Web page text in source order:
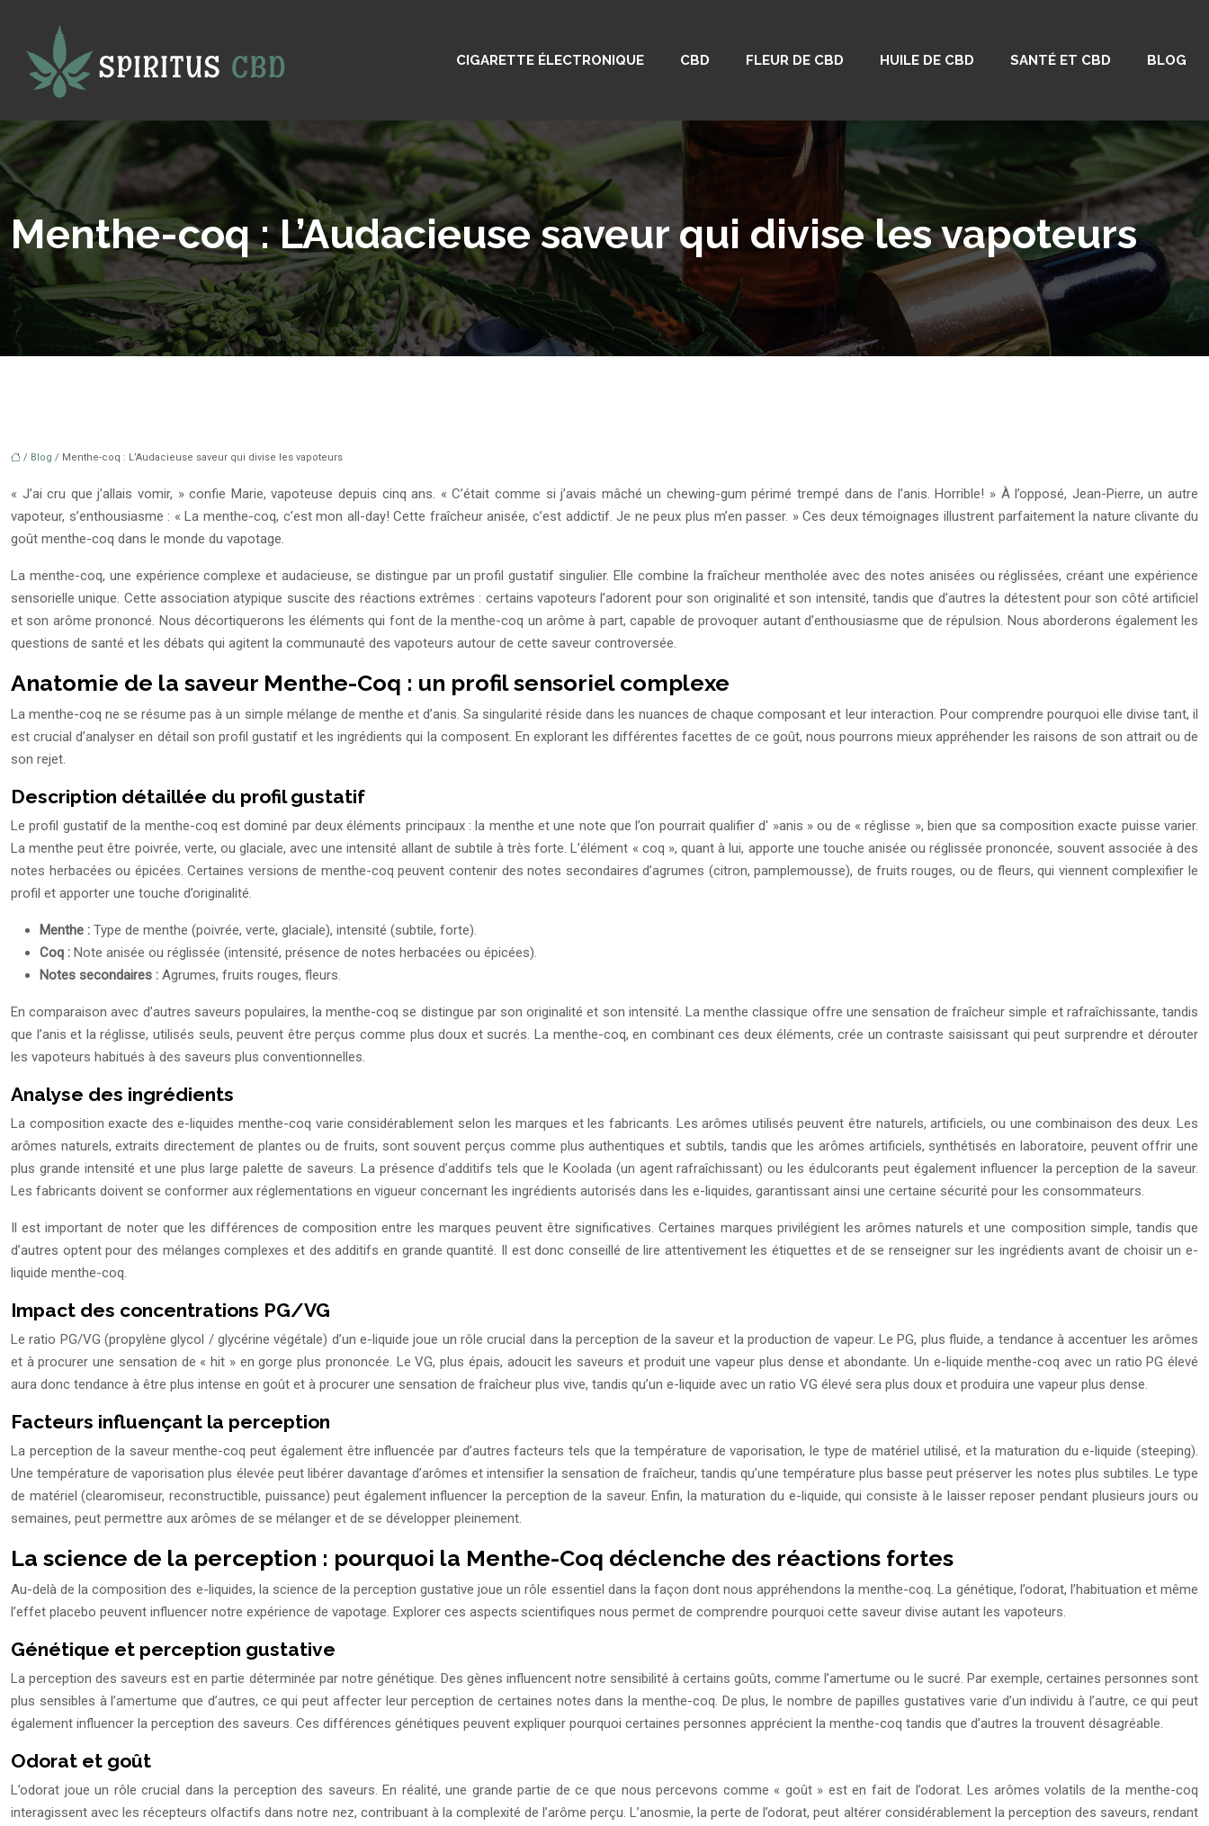
CIGARETTE ÉLECTRONIQUE CBD FLEUR DE CBD HUILE DE CBD SANTÉ ET CBD BLOG
Menthe-coq : L’Audacieuse saveur qui divise les vapoteurs
/ Blog / Menthe-coq : L’Audacieuse saveur qui divise les vapoteurs
« J’ai cru que j’allais vomir, » confie Marie, vapoteuse depuis cinq ans. « C’était comme si j’avais mâché un chewing-gum périmé trempé dans de l’anis. Horrible! » À l’opposé, Jean-Pierre, un autre
vapoteur, s’enthousiasme : « La menthe-coq, c’est mon all-day! Cette fraîcheur anisée, c’est addictif. Je ne peux plus m’en passer. » Ces deux témoignages illustrent parfaitement la nature clivante du
goût menthe-coq dans le monde du vapotage.
La menthe-coq, une expérience complexe et audacieuse, se distingue par un profil gustatif singulier. Elle combine la fraîcheur mentholée avec des notes anisées ou réglissées, créant une expérience
sensorielle unique. Cette association atypique suscite des réactions extrêmes : certains vapoteurs l’adorent pour son originalité et son intensité, tandis que d’autres la détestent pour son côté artificiel
et son arôme prononcé. Nous décortiquerons les éléments qui font de la menthe-coq un arôme à part, capable de provoquer autant d’enthousiasme que de répulsion. Nous aborderons également les
questions de santé et les débats qui agitent la communauté des vapoteurs autour de cette saveur controversée.
Anatomie de la saveur Menthe-Coq : un profil sensoriel complexe
La menthe-coq ne se résume pas à un simple mélange de menthe et d’anis. Sa singularité réside dans les nuances de chaque composant et leur interaction. Pour comprendre pourquoi elle divise tant, il
est crucial d’analyser en détail son profil gustatif et les ingrédients qui la composent. En explorant les différentes facettes de ce goût, nous pourrons mieux appréhender les raisons de son attrait ou de
son rejet.
Description détaillée du profil gustatif
Le profil gustatif de la menthe-coq est dominé par deux éléments principaux : la menthe et une note que l’on pourrait qualifier d' »anis » ou de « réglisse », bien que sa composition exacte puisse varier.
La menthe peut être poivrée, verte, ou glaciale, avec une intensité allant de subtile à très forte. L’élément « coq », quant à lui, apporte une touche anisée ou réglissée prononcée, souvent associée à des
notes herbacées ou épicées. Certaines versions de menthe-coq peuvent contenir des notes secondaires d’agrumes (citron, pamplemousse), de fruits rouges, ou de fleurs, qui viennent complexifier le
profil et apporter une touche d’originalité.
Menthe : Type de menthe (poivrée, verte, glaciale), intensité (subtile, forte).
Coq : Note anisée ou réglissée (intensité, présence de notes herbacées ou épicées).
Notes secondaires : Agrumes, fruits rouges, fleurs.
En comparaison avec d’autres saveurs populaires, la menthe-coq se distingue par son originalité et son intensité. La menthe classique offre une sensation de fraîcheur simple et rafraîchissante, tandis
que l’anis et la réglisse, utilisés seuls, peuvent être perçus comme plus doux et sucrés. La menthe-coq, en combinant ces deux éléments, crée un contraste saisissant qui peut surprendre et dérouter
les vapoteurs habitués à des saveurs plus conventionnelles.
Analyse des ingrédients
La composition exacte des e-liquides menthe-coq varie considérablement selon les marques et les fabricants. Les arômes utilisés peuvent être naturels, artificiels, ou une combinaison des deux. Les
arômes naturels, extraits directement de plantes ou de fruits, sont souvent perçus comme plus authentiques et subtils, tandis que les arômes artificiels, synthétisés en laboratoire, peuvent offrir une
plus grande intensité et une plus large palette de saveurs. La présence d’additifs tels que le Koolada (un agent rafraîchissant) ou les édulcorants peut également influencer la perception de la saveur.
Les fabricants doivent se conformer aux réglementations en vigueur concernant les ingrédients autorisés dans les e-liquides, garantissant ainsi une certaine sécurité pour les consommateurs.
Il est important de noter que les différences de composition entre les marques peuvent être significatives. Certaines marques privilégient les arômes naturels et une composition simple, tandis que
d’autres optent pour des mélanges complexes et des additifs en grande quantité. Il est donc conseillé de lire attentivement les étiquettes et de se renseigner sur les ingrédients avant de choisir un e-
liquide menthe-coq.
Impact des concentrations PG/VG
Le ratio PG/VG (propylène glycol / glycérine végétale) d’un e-liquide joue un rôle crucial dans la perception de la saveur et la production de vapeur. Le PG, plus fluide, a tendance à accentuer les arômes
et à procurer une sensation de « hit » en gorge plus prononcée. Le VG, plus épais, adoucit les saveurs et produit une vapeur plus dense et abondante. Un e-liquide menthe-coq avec un ratio PG élevé
aura donc tendance à être plus intense en goût et à procurer une sensation de fraîcheur plus vive, tandis qu’un e-liquide avec un ratio VG élevé sera plus doux et produira une vapeur plus dense.
Facteurs influençant la perception
La perception de la saveur menthe-coq peut également être influencée par d’autres facteurs tels que la température de vaporisation, le type de matériel utilisé, et la maturation du e-liquide (steeping).
Une température de vaporisation plus élevée peut libérer davantage d’arômes et intensifier la sensation de fraîcheur, tandis qu’une température plus basse peut préserver les notes plus subtiles. Le type
de matériel (clearomiseur, reconstructible, puissance) peut également influencer la perception de la saveur. Enfin, la maturation du e-liquide, qui consiste à le laisser reposer pendant plusieurs jours ou
semaines, peut permettre aux arômes de se mélanger et de se développer pleinement.
La science de la perception : pourquoi la Menthe-Coq déclenche des réactions fortes
Au-delà de la composition des e-liquides, la science de la perception gustative joue un rôle essentiel dans la façon dont nous appréhendons la menthe-coq. La génétique, l’odorat, l’habituation et même
l’effet placebo peuvent influencer notre expérience de vapotage. Explorer ces aspects scientifiques nous permet de comprendre pourquoi cette saveur divise autant les vapoteurs.
Génétique et perception gustative
La perception des saveurs est en partie déterminée par notre génétique. Des gènes influencent notre sensibilité à certains goûts, comme l’amertume ou le sucré. Par exemple, certaines personnes sont
plus sensibles à l’amertume que d’autres, ce qui peut affecter leur perception de certaines notes dans la menthe-coq. De plus, le nombre de papilles gustatives varie d’un individu à l’autre, ce qui peut
également influencer la perception des saveurs. Ces différences génétiques peuvent expliquer pourquoi certaines personnes apprécient la menthe-coq tandis que d’autres la trouvent désagréable.
Odorat et goût
L’odorat joue un rôle crucial dans la perception des saveurs. En réalité, une grande partie de ce que nous percevons comme « goût » est en fait de l’odorat. Les arômes volatils de la menthe-coq
interagissent avec les récepteurs olfactifs dans notre nez, contribuant à la complexité de l’arôme perçu. L’anosmie, la perte de l’odorat, peut altérer considérablement la perception des saveurs, rendant